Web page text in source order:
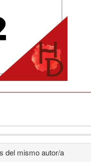
del mismo autor/a